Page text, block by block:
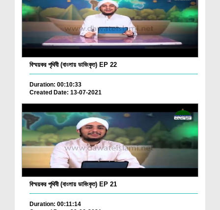
বিস্ময়কর পৃথিবী (বাংলায় ডাবিংকৃত) EP 22
Duration: 00:10:33
Created Date: 13-07-2021
বিস্ময়কর পৃথিবী (বাংলায় ডাবিংকৃত) EP 21
Duration: 00:11:14